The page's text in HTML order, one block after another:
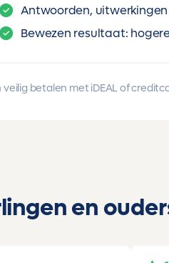
Antwoorden,
Bewezen resultaat:
veilig betalen met iDEAL of
en